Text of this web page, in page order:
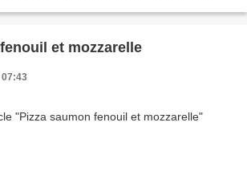
et mozzarelle
07:43